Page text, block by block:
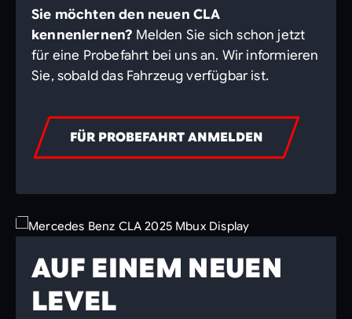
Sie möchten den neuen CLA
kennenlernen? Melden Sie sich schon jetzt
für eine Probefahrt bei uns an. Wir informieren
Sie, sobald das Fahrzeug verfügbar ist.
FÜR PROBEFAHRT ANMELDEN
AUF EINEM NEUEN
LEVEL